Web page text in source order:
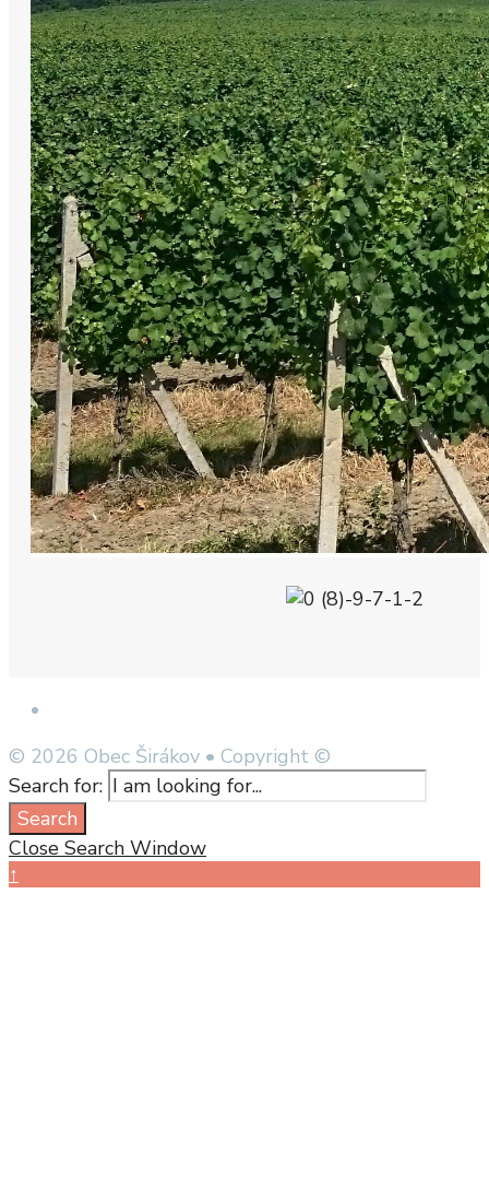
© 2026 Obec Širákov • Copyright ©
Search for:
Search
Close Search Window
↑